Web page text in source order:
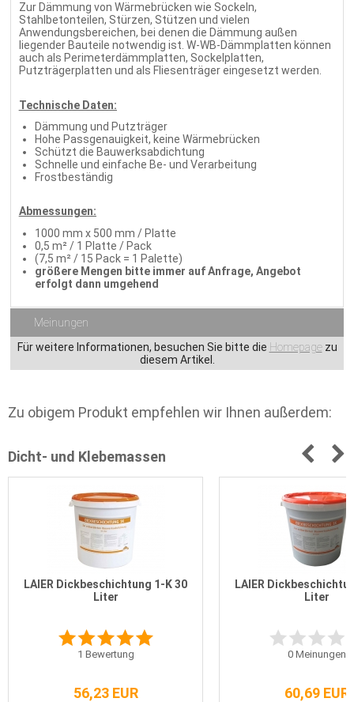
Zur Dämmung von Wärmebrücken wie Sockeln,
Stahlbetonteilen, Stürzen, Stützen und vielen
Anwendungsbereichen, bei denen die Dämmung außen
liegender Bauteile notwendig ist. W-WB-Dämmplatten können
auch als Perimeterdämmplatten, Sockelplatten,
Putzträgerplatten und als Fliesenträger eingesetzt werden.
Technische Daten:
Dämmung und Putzträger
Hohe Passgenauigkeit, keine Wärmebrücken
Schützt die Bauwerksabdichtung
Schnelle und einfache Be- und Verarbeitung
Frostbeständig
Abmessungen:
1000 mm x 500 mm / Platte
0,5 m² / 1 Platte / Pack
(7,5 m² / 15 Pack = 1 Palette)
größere Mengen bitte immer auf Anfrage, Angebot
erfolgt dann umgehend
Meinungen
Für weitere Informationen, besuchen Sie bitte die Homepagezu
diesem Artikel.
Zu obigem Produkt empfehlen wir Ihnen außerdem:
Dicht- und Klebemassen
LAIER Dickbeschichtung 1-K 30
Liter
1 Bewertung
56,23 EUR
LAIER
Liter
0Meinungen
60,69 EUR